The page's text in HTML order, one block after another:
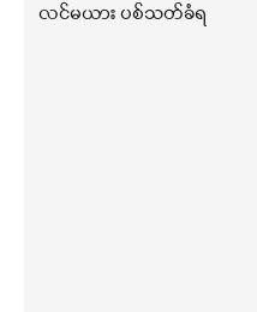
လင်မယား ပစ်သတ်ခံရ